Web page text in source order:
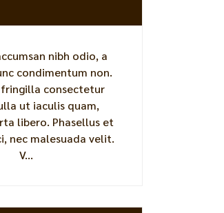
nibh odio, a
condimentum non.
fringilla consectetur
ut iaculis quam,
libero. Phasellus et
nec malesuada velit.
V...